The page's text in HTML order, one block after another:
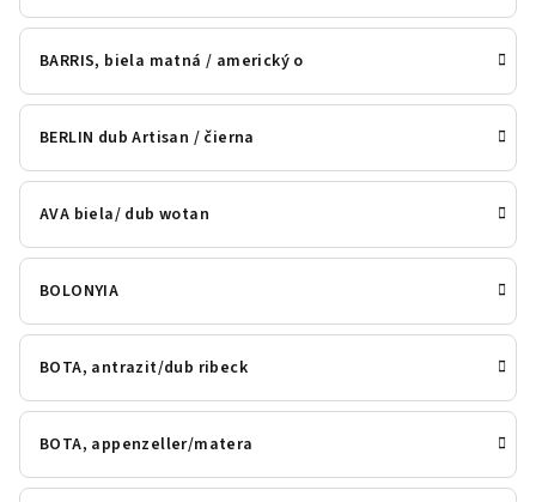
BARRIS, biela matná / americký o
BERLIN dub Artisan / čierna
AVA biela/ dub wotan
BOLONYIA
BOTA, antrazit/dub ribeck
BOTA, appenzeller/matera